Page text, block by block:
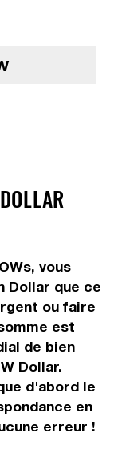
vous
Dollar que ce
ou faire
est
de bien
Dollar.
d'abord le
en
erreur !